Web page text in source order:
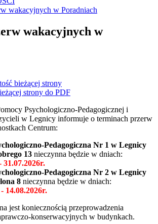
wakacyjnych w Poradniach
wakacyjnych w
bieżącej strony
strony do PDF
Psychologiczno-Pedagogicznej i
w Legnicy informuje o terminach przerw
Centrum:
Pedagogiczna Nr 1 w Legnicy
13 nieczynna będzie w dniach:
31.07.2026r.
Pedagogiczna Nr 2 w Legnicy
8 nieczynna będzie w dniach:
14.08.2026r.
jest koniecznością przeprowadzenia
konserwacyjnych w budynkach.